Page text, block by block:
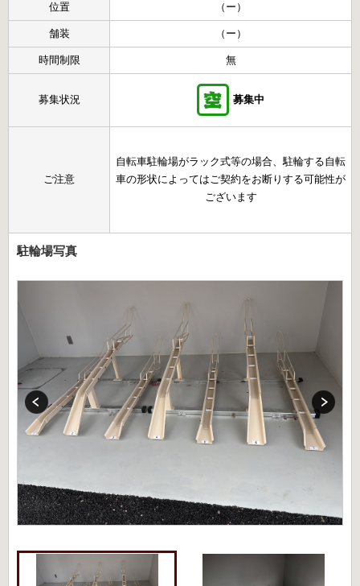
位置 （ー）
舗装 （ー）
時間制限 無
募集状況 募集中
ご注意
自転車駐輪場がラック式等の場合、駐輪する自転
車の形状によってはご契約をお断りする可能性が
ございます
駐輪場写真